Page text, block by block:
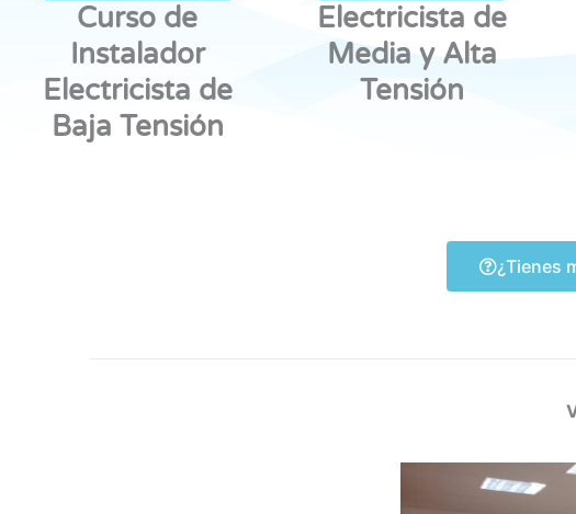
Curso de
Instalador
Electricista de
Baja Tensión
Electricista de
Media y Alta
Tensión
¿Tienes